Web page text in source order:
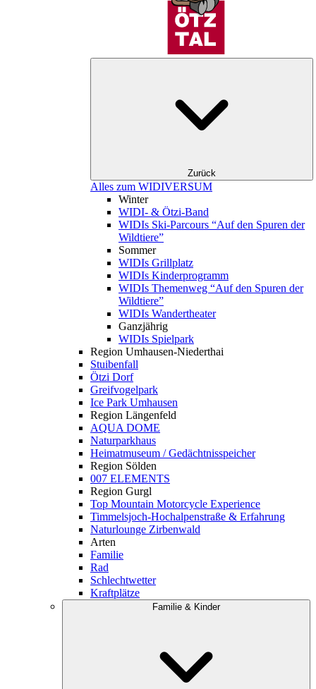
Zurück
Alles zum WIDIVERSUM
Winter
WIDI- & Ötzi-Band
WIDIs Ski-Parcours “Auf den Spuren der
Wildtiere”
Sommer
WIDIs Grillplatz
WIDIs Kinderprogramm
WIDIs Themenweg “Auf den Spuren der
Wildtiere”
WIDIs Wandertheater
Ganzjährig
WIDIs Spielpark
Region Umhausen-Niederthai
Stuibenfall
Ötzi Dorf
Greifvogelpark
Ice Park Umhausen
Region Längenfeld
AQUA DOME
Naturparkhaus
Heimatmuseum / Gedächtnisspeicher
Region Sölden
007 ELEMENTS
Region Gurgl
Top Mountain Motorcycle Experience
Timmelsjoch-Hochalpenstraße & Erfahrung
Naturlounge Zirbenwald
Arten
Familie
Rad
Schlechtwetter
Kraftplätze
Familie & Kinder